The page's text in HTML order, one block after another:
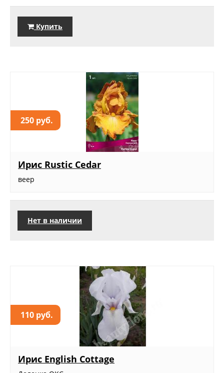
Купить
250 руб.
Ирис Rustic Cedar
веер
Нет в наличии
110 руб.
Ирис English Cottage